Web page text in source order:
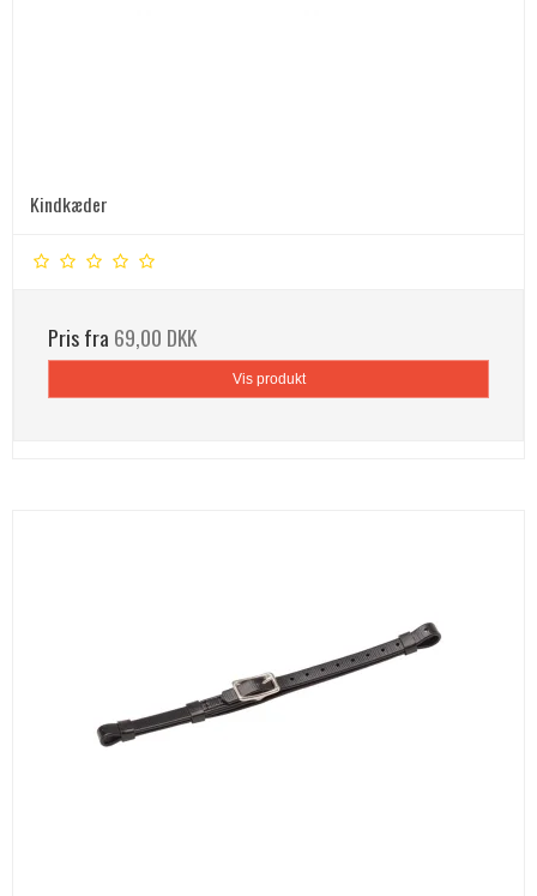
Kindkæder
Pris fra 69,00 DKK
Vis produkt